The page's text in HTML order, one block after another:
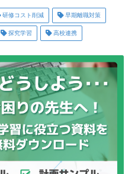
研修コスト削減 早期離職対策
探究学習 高校連携